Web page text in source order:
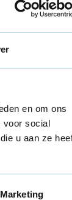
en om ons
voor social
u aan ze
Marketing